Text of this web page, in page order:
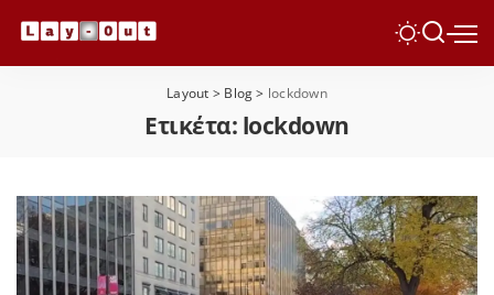
Layout > Blog> lockdown
Ετικέτα: lockdown